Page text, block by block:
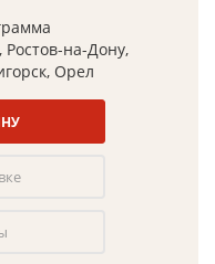
Ростов-на-Дону,
Орел